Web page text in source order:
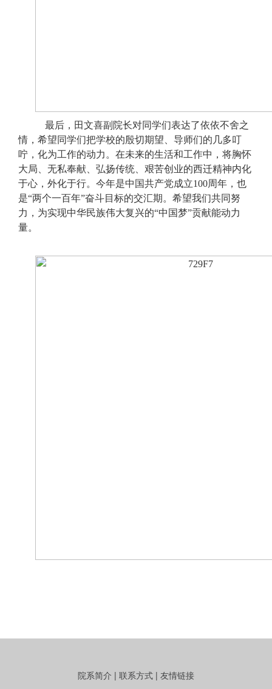
最后，田文喜副院长对同学们表达了依依不舍之
情，希望同学们把学校的殷切期望、导师们的几多叮
咛，化为工作的动力。在未来的生活和工作中，将胸怀
大局、无私奉献、弘扬传统、艰苦创业的西迁精神内化
于心，外化于行。今年是中国共产党成立100周年，也
是“两个一百年”奋斗目标的交汇期。希望我们共同努
力，为实现中华民族伟大复兴的“中国梦”贡献能动力
量。
院系简介 | 联系方式 | 友情链接